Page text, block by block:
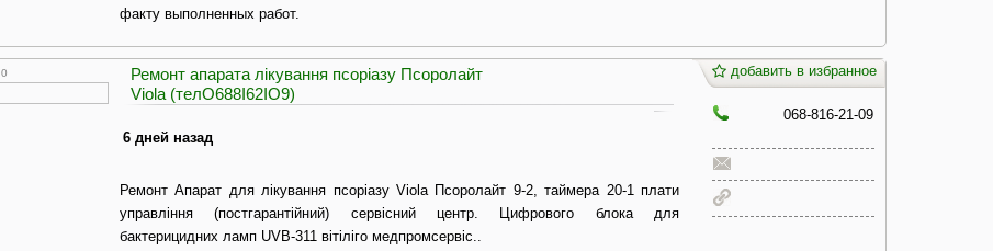
факту выполненных работ.
Ремонт апарата лікування псоріазу Псоролайт
Viola (телО688І62ІО9)
6 дней назад
Ремонт Апарат для лікування псоріазу Viola Псоролайт 9-2, таймера 20-1 плати
управління (постгарантійний) сервісний центр. Цифрового блока для
бактерицидних ламп UVB-311 вітіліго медпромсервіс..
добавить в избранное
068-816-21-09